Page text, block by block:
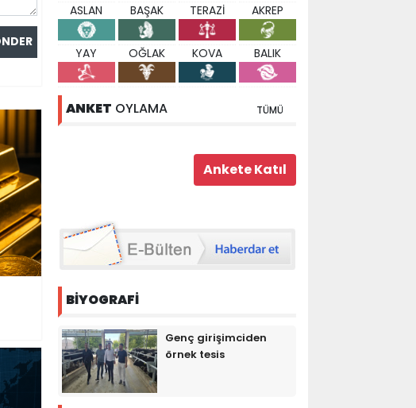
ASLAN BAŞAK TERAZİ AKREP
YAY OĞLAK KOVA BALIK
ANKET OYLAMA TÜMÜ
BİYOGRAFİ
Genç girişimciden
örnek tesis